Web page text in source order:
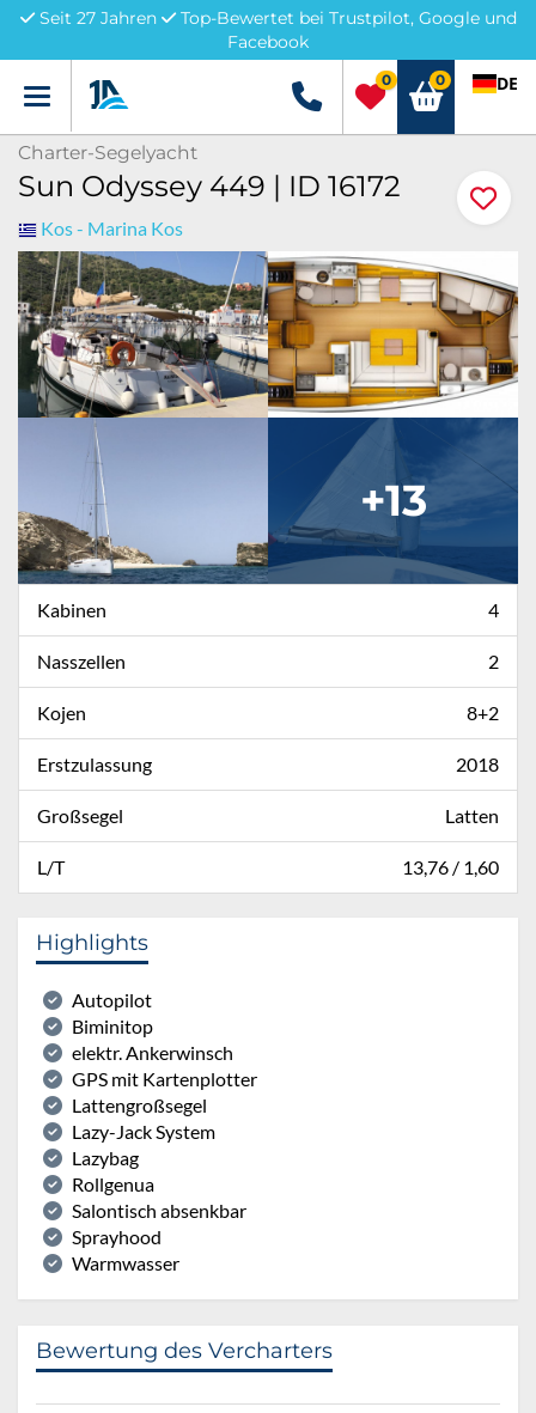
Seit 27 Jahren
Top-Bewertet bei Trustpilot, Google und
Facebook
Menü +49 5741 3222690
0 0 DE
Charter-Segelyacht
Sun Odyssey 449 | ID 16172
Kos - Marina Kos
+13
Kabinen 4
Nasszellen 2
Kojen 8+2
Erstzulassung 2018
Großsegel Latten
L/T 13,76 / 1,60
Highlights
Autopilot
Biminitop
elektr. Ankerwinsch
GPS mit Kartenplotter
Lattengroßsegel
Lazy-Jack System
Lazybag
Rollgenua
Salontisch absenkbar
Sprayhood
Warmwasser
Bewertung des Vercharters